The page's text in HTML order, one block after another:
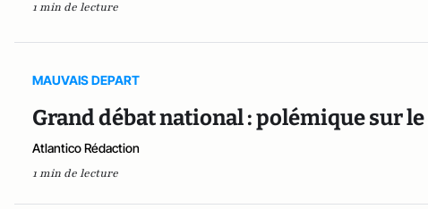
1 min de lecture
MAUVAIS DEPART
Grand débat national : polémique sur
Atlantico Rédaction
1 min de lecture